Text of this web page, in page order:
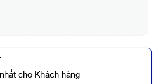
cho Khách hàng